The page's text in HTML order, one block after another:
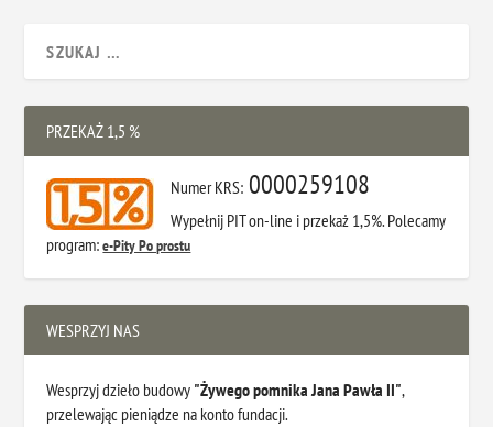
PRZEKAŻ 1,5 %
Numer KRS: 0000259108
Wypełnij PIT on-line i przekaż 1,5%. Polecamy
program:e-Pity Po prostu
WESPRZYJ NAS
Wesprzyj dzieło budowy "Żywego pomnika Jana Pawła II",
przelewając pieniądze na konto fundacji.